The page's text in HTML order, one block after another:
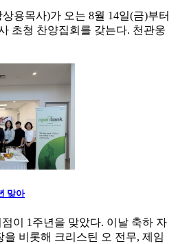
용목사)가 오는 8월 14일(금)부터
초청 찬양집회를 갖는다. 천관웅
맞아
이 1주년을 맞았다. 이날 축하 자
비롯해 크리스틴 오 전무, 제임